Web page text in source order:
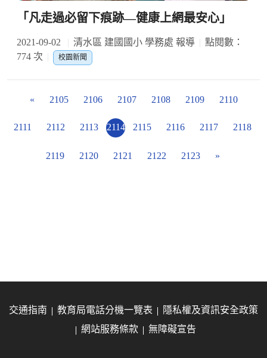
「凡走過必留下痕跡—健康上網最安心」
2021-09-02 清水區 建國國小 學務處 報導
點閱數：
774 次
校園新聞
« 2105 2106 2107 2108 2109 2110
2111 2112 2113 2114 2115 2116 2117 2118
2119 2120 2121 2122 2123 »
交通指南 教育局電話分機一覽表
隱私權及資訊安全政策
網站服務條款
無障礙宣告